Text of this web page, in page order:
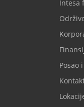
Intesa
Posao